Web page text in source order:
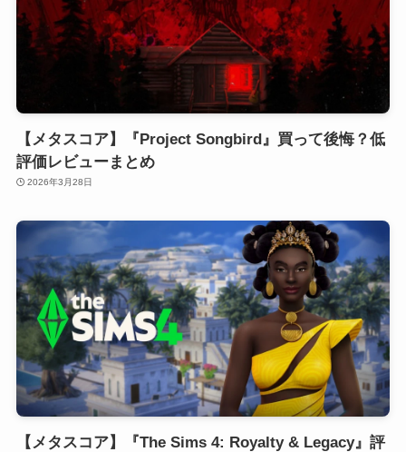
【メタスコア】『Project Songbird』買って後悔？低
評価レビューまとめ
2026年3月28日
【メタスコア】『The Sims 4: Royalty & Legacy』評